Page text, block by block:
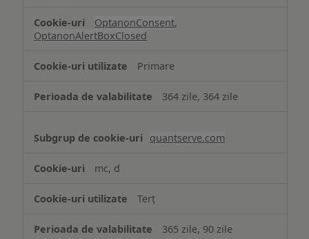
OptanonConsent,
OptanonAlertBoxClosed
Primare
364 zile, 364 zile
quantserve.com
mc, d
Terț
365 zile, 90 zile